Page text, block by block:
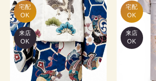
宅配
OK
来店
OK
宅配
OK
来店
OK